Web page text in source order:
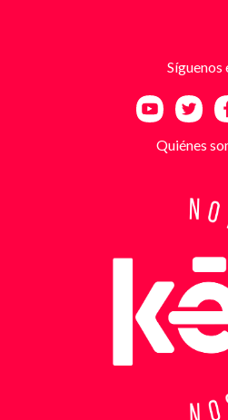
a las amenazas. Las
entre uno y cinco millones de
la supuesta “capacidad de
antiextorsión que se
investigadores revisaron más
seguridad públicas y
cerca de 300 horas de
de reconstruir los
y establecer patrones de
seguimiento permitió
la modalidad de entrega del
posible existencia de otras
sido contactadas bajo el
intimidación. Con la
coordinó el operativo que
flagrancia. El procedimiento
Síguenos
Quiénes